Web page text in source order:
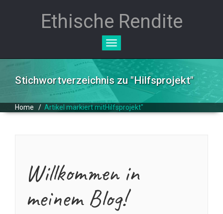
Ethische Rendite
Toggle
Stichwortverzeichnis zu "Hilfsprojekt"
Home / Artikel markiert mitHilfsprojekt"
Willkommen in
meinem Blog!